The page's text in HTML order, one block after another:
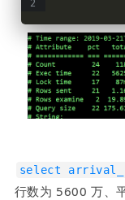
select
行数为 5600 万、